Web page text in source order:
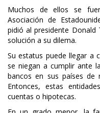
Muchos de ellos se
Asociación de
pidió al presidente Donald
solución a su dilema.
Su estatus puede llegar a
se niegan a cumplir ante
bancos en sus países de
Entonces, estas
cuentas o hipotecas.